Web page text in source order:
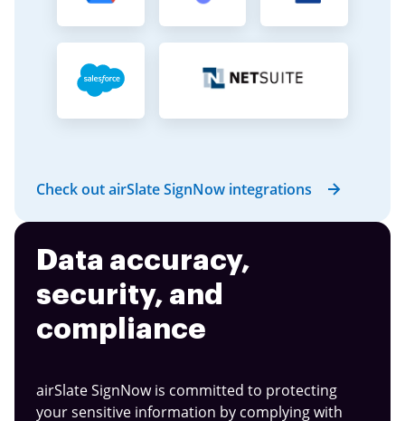
Check out airSlate SignNow integrations
Data accuracy,
security, and
compliance
airSlate SignNow is committed to protecting
your sensitive information by complying with